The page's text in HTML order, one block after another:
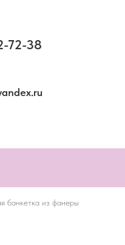
72-38
банкетка из фанеры